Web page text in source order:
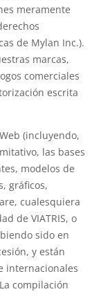
meramente
de Mylan Inc.).
marcas,
comerciales
escrita
(incluyendo,
las bases
modelos de
gráficos,
cualesquiera
de VIATRIS, o
sido en
y están
internacionales
compilación